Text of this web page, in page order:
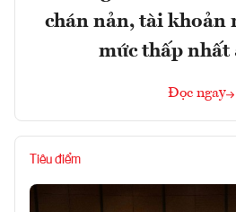
chán nản, tài khoản
mức thấp nhất
Đọc ngay
Tiêu điểm